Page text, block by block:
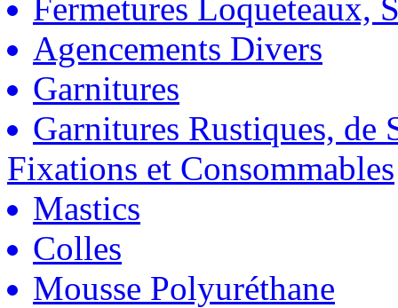
Fermetures Loqueteaux,
Agencements Divers
Garnitures
Garnitures Rustiques, de
Fixations et Consommables
Mastics
Colles
Mousse Polyuréthane